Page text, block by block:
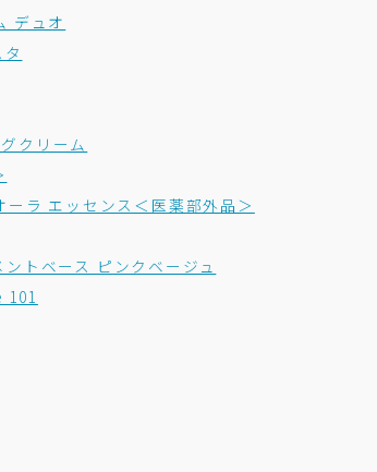
デュオ
クリーム
ラ エッセンス＜医薬部外品＞
トベース ピンクベージュ
101